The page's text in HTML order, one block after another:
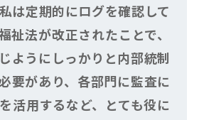
は定期的にログを確認して
祉法が改正されたことで、
ようにしっかりと内部統制
要があり、各部門に監査に
活用するなど、とても役に